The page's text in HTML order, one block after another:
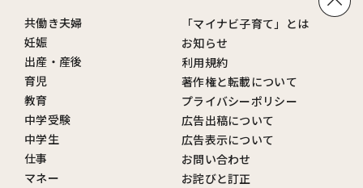
共働き夫婦
妊娠
出産・産後
育児
教育
中学受験
中学生
仕事
マネー
「マイナビ子育て」とは
お知らせ
利用規約
著作権と転載について
プライバシーポリシー
広告出稿について
広告表示について
お問い合わせ
お詫びと訂正